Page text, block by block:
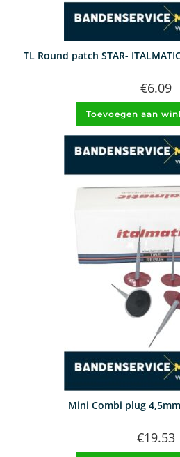
TL Round patch STAR-
€6.09
Toevoegen aan
Mini Combi plug
€19.53